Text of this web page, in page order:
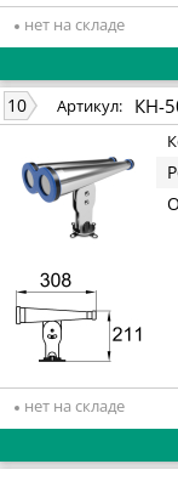
нет на складе
10 Артикул: КН-
нет на складе